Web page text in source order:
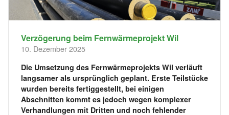
Verzögerung beim Fernwärmeprojekt Wil
10. Dezember 2025
Die Umsetzung des Fernwärmeprojekts Wil verläuft
langsamer als ursprünglich geplant. Erste Teilstücke
wurden bereits fertiggestellt, bei einigen
Abschnitten kommt es jedoch wegen komplexer
Verhandlungen mit Dritten und noch fehlender